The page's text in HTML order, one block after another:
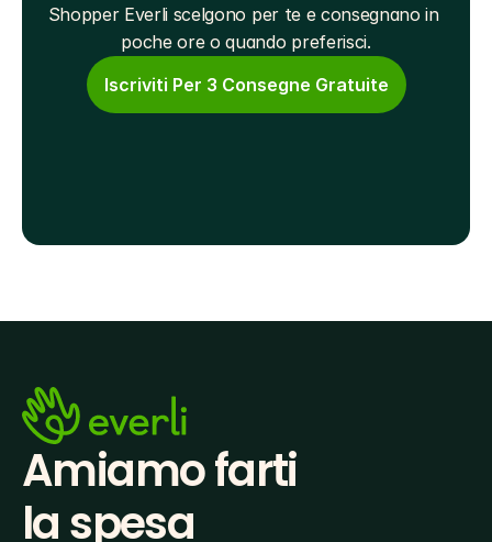
Shopper Everli scelgono per te e consegnano in
poche ore o quando preferisci.
Iscriviti Per 3 Consegne Gratuite
Amiamo farti
la spesa